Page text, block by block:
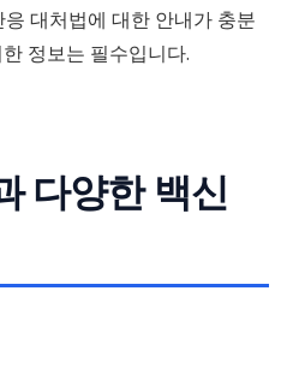
대처법에 대한 안내가 충분
정보는 필수입니다.
다양한 백신